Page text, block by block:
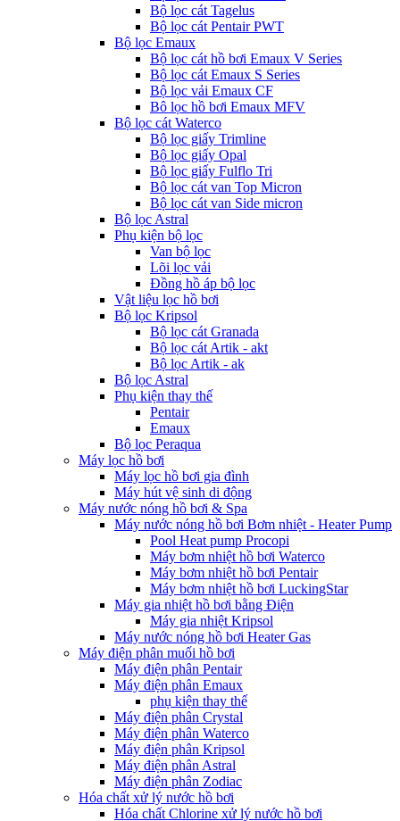
Bộ lọc cát Tagelus
Bộ lọc cát Pentair PWT
Bộ lọc Emaux
Bộ lọc cát hồ bơi Emaux V Series
Bộ lọc cát Emaux S Series
Bộ lọc vải Emaux CF
Bô lọc hồ bơi Emaux MFV
Bộ lọc cát Waterco
Bộ lọc giấy Trimline
Bộ lọc giấy Opal
Bộ lọc giấy Fulflo Tri
Bộ lọc cát van Top Micron
Bộ lọc cát van Side micron
Bộ lọc Astral
Phụ kiện bộ lọc
Van bộ lọc
Lõi lọc vải
Đồng hồ áp bộ lọc
Vật liệu lọc hồ bơi
Bộ lọc Kripsol
Bộ lọc cát Granada
Bộ lọc cát Artik - akt
Bộ lọc Artik - ak
Bộ lọc Astral
Phụ kiện thay thế
Pentair
Emaux
Bộ lọc Peraqua
Máy lọc hồ bơi
Máy lọc hồ bơi gia đình
Máy hút vệ sinh di động
Máy nước nóng hồ bơi & Spa
Máy nước nóng hồ bơi Bơm nhiệt - Heater Pump
Pool Heat pump Procopi
Máy bơm nhiệt hồ bơi Waterco
Máy bơm nhiệt hồ bơi Pentair
Máy bơm nhiệt hồ bơi LuckingStar
Máy gia nhiệt hồ bơi bằng Điện
Máy gia nhiệt Kripsol
Máy nước nóng hồ bơi Heater Gas
Máy điện phân muối hồ bơi
Máy điện phân Pentair
Máy điện phân Emaux
phụ kiện thay thế
Máy điện phân Crystal
Máy điện phân Waterco
Máy điện phân Kripsol
Máy điện phân Astral
Máy điện phân Zodiac
Hóa chất xử lý nước hồ bơi
Hóa chất Chlorine xử lý nước hồ bơi